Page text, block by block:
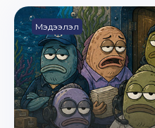
Мэдээлэл